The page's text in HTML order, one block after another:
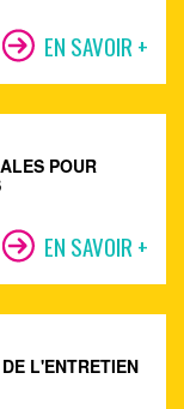
EN SAVOIR +
POUR
EN SAVOIR +
L'ENTRETIEN